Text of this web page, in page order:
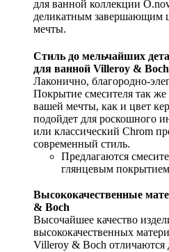
для ванной коллекции
деликатным завершающим
мечты.
Стиль до мельчайших
для ванной Villeroy & Boch
Лаконично, благородно-
Покрытие смесителя так
вашей мечты, как и цвет
подойдет для роскошного
или классический Chrom
современный стиль.
Предлагаются
глянцевым покрытием
Высококачественные
& Boch
Высочайшее качество
высококачественных
Villeroy & Boch